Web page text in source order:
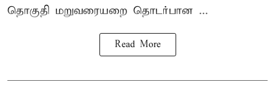
தொகுதி மறுவரையறை தொடர்பான ...
Read More